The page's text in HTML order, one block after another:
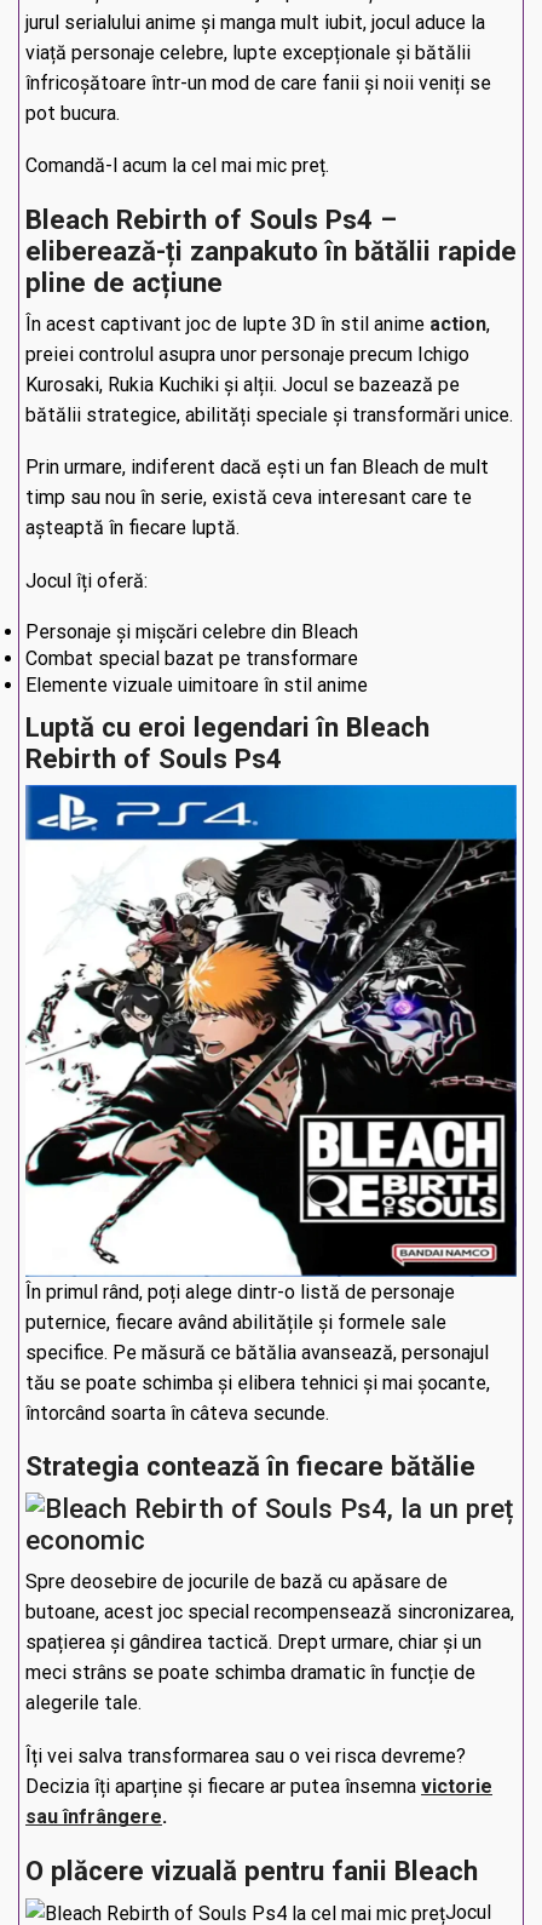
jurul serialului anime și manga mult iubit, jocul aduce la
viață personaje celebre, lupte excepționale și bătălii
înfricoșătoare într-un mod de care fanii și noii veniți se
pot bucura.
Comandă-l acum la cel mai mic preț.
Bleach Rebirth of Souls Ps4 –
eliberează-ți zanpakuto în bătălii rapide
pline de acțiune
În acest captivant joc de lupte 3D în stil anime action,
preiei controlul asupra unor personaje precum Ichigo
Kurosaki, Rukia Kuchiki și alții. Jocul se bazează pe
bătălii strategice, abilități speciale și transformări unice.
Prin urmare, indiferent dacă ești un fan Bleach de mult
timp sau nou în serie, există ceva interesant care te
așteaptă în fiecare luptă.
Jocul îți oferă:
Personaje și mișcări celebre din Bleach
Combat special bazat pe transformare
Elemente vizuale uimitoare în stil anime
Luptă cu eroi legendari în Bleach
Rebirth of Souls Ps4
În primul rând, poți alege dintr-o listă de personaje
puternice, fiecare având abilitățile și formele sale
specifice. Pe măsură ce bătălia avansează, personajul
tău se poate schimba și elibera tehnici și mai șocante,
întorcând soarta în câteva secunde.
Strategia contează în fiecare bătălie
Spre deosebire de jocurile de bază cu apăsare de
butoane, acest joc special recompensează sincronizarea,
spațierea și gândirea tactică. Drept urmare, chiar și un
meci strâns se poate schimba dramatic în funcție de
alegerile tale.
Îți vei salva transformarea sau o vei risca devreme?
Decizia îți aparține și fiecare ar putea însemna victorie
sau înfrângere.
O plăcere vizuală pentru fanii Bleach
Jocul